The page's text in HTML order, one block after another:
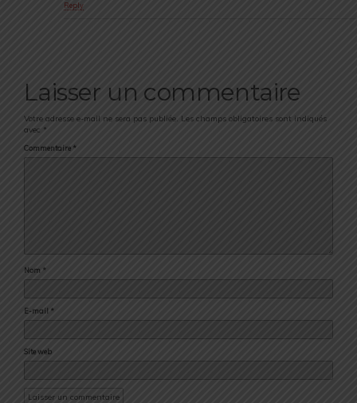
Reply
Laisser un commentaire
Votre adresse e-mail ne sera pas publiée. Les champs obligatoires sont indiqués
avec *
Commentaire *
Nom *
E-mail *
Site web